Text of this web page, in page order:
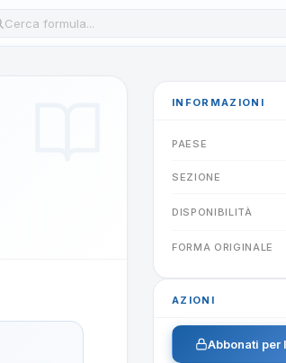
una formula nel database
INFORMAZIONI
PAESE
SEZIONE
DISPONIBILITÀ
FORMA ORIGINALE
AZIONI
Abbonati per